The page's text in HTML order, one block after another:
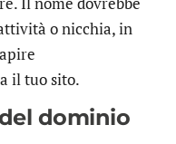
o nicchia, in
il tuo sito.
dominio